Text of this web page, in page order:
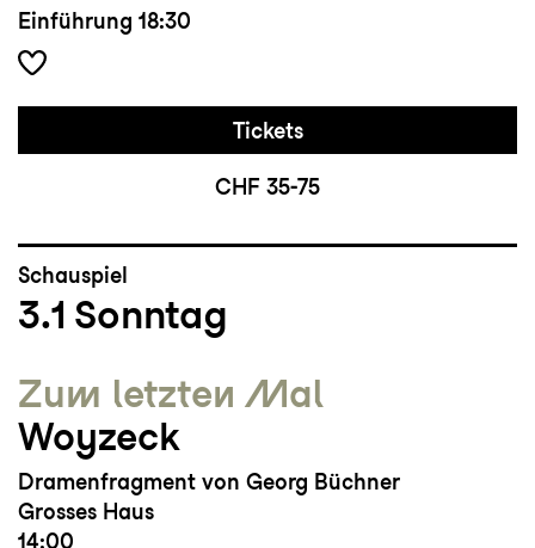
Einführung 18:30
Tickets
CHF 35-75
Schauspiel
3.1 Sonntag
Zum letzten Mal
Woyzeck
Dramenfragment von Georg Büchner
Grosses Haus
14:00